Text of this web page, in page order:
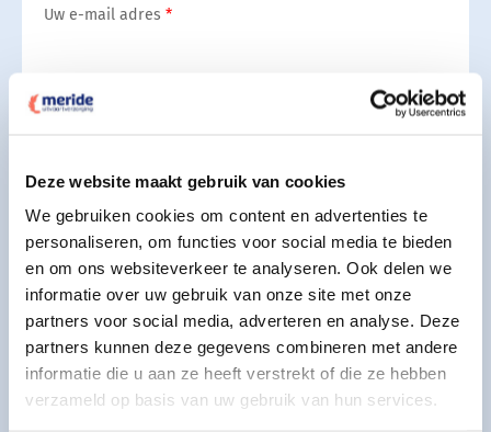
Deze website maakt gebruik van cookies
We gebruiken cookies om content en advertenties te
personaliseren, om functies voor social media te bieden
en om ons websiteverkeer te analyseren. Ook delen we
informatie over uw gebruik van onze site met onze
partners voor social media, adverteren en analyse. Deze
partners kunnen deze gegevens combineren met andere
informatie die u aan ze heeft verstrekt of die ze hebben
verzameld op basis van uw gebruik van hun services.
Uw e-mail adres
Uw telefoonnummer
Indicatie periode overlijden
Aanvullende wensen
Geef uw aanvullende wensen aan